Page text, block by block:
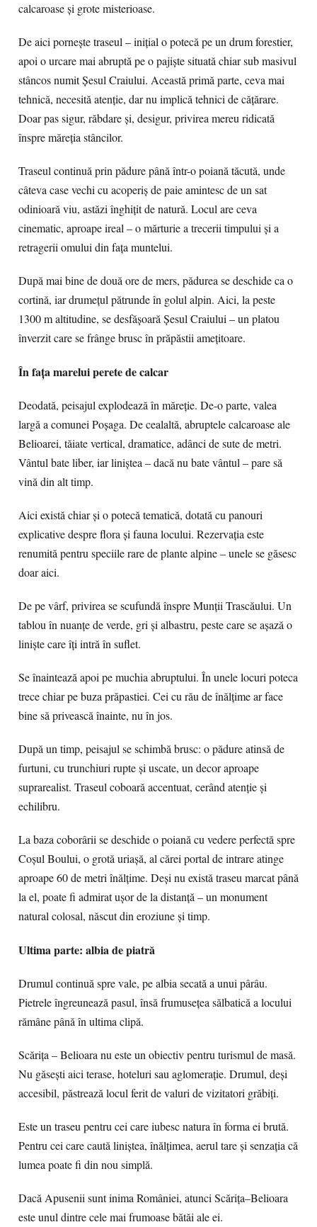
calcaroase și grote misterioase.
De aici pornește traseul – inițial o potecă pe un drum forestier,
apoi o urcare mai abruptă pe o pajiște situată chiar sub masivul
stâncos numit Șesul Craiului. Această primă parte, ceva mai
tehnică, necesită atenție, dar nu implică tehnici de cățărare.
Doar pas sigur, răbdare și, desigur, privirea mereu ridicată
înspre măreția stâncilor.
Traseul continuă prin pădure până într-o poiană tăcută, unde
câteva case vechi cu acoperiș de paie amintesc de un sat
odinioară viu, astăzi înghițit de natură. Locul are ceva
cinematic, aproape ireal – o mărturie a trecerii timpului și a
retragerii omului din fața muntelui.
După mai bine de două ore de mers, pădurea se deschide ca o
cortină, iar drumețul pătrunde în golul alpin. Aici, la peste
1300 m altitudine, se desfășoară Șesul Craiului – un platou
înverzit care se frânge brusc în prăpăstii amețitoare.
În fața marelui perete de calcar
Deodată, peisajul explodează în măreție. De-o parte, valea
largă a comunei Poșaga. De cealaltă, abruptele calcaroase ale
Belioarei, tăiate vertical, dramatice, adânci de sute de metri.
Vântul bate liber, iar liniștea – dacă nu bate vântul – pare să
vină din alt timp.
Aici există chiar și o potecă tematică, dotată cu panouri
explicative despre flora și fauna locului. Rezervația este
renumită pentru speciile rare de plante alpine – unele se găsesc
doar aici.
De pe vârf, privirea se scufundă înspre Munții Trascăului. Un
tablou în nuanțe de verde, gri și albastru, peste care se așază o
liniște care îți intră în suflet.
Se înaintează apoi pe muchia abruptului. În unele locuri poteca
trece chiar pe buza prăpastiei. Cei cu rău de înălțime ar face
bine să privească înainte, nu în jos.
După un timp, peisajul se schimbă brusc: o pădure atinsă de
furtuni, cu trunchiuri rupte și uscate, un decor aproape
suprarealist. Traseul coboară accentuat, cerând atenție și
echilibru.
La baza coborârii se deschide o poiană cu vedere perfectă spre
Coșul Boului, o grotă uriașă, al cărei portal de intrare atinge
aproape 60 de metri înălțime. Deși nu există traseu marcat până
la el, poate fi admirat ușor de la distanță – un monument
natural colosal, născut din eroziune și timp.
Ultima parte: albia de piatră
Drumul continuă spre vale, pe albia secată a unui pârâu.
Pietrele îngreunează pasul, însă frumusețea sălbatică a locului
rămâne până în ultima clipă.
Scărița – Belioara nu este un obiectiv pentru turismul de masă.
Nu găsești aici terase, hoteluri sau aglomerație. Drumul, deși
accesibil, păstrează locul ferit de valuri de vizitatori grăbiți.
Este un traseu pentru cei care iubesc natura în forma ei brută.
Pentru cei care caută liniștea, înălțimea, aerul tare și senzația că
lumea poate fi din nou simplă.
Dacă Apusenii sunt inima României, atunci Scărița–Belioara
este unul dintre cele mai frumoase bătăi ale ei.